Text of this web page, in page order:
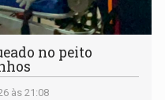
no peito
às 21:08